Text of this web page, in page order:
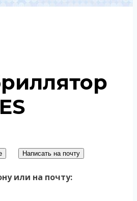
Написать на почту
или на почту: